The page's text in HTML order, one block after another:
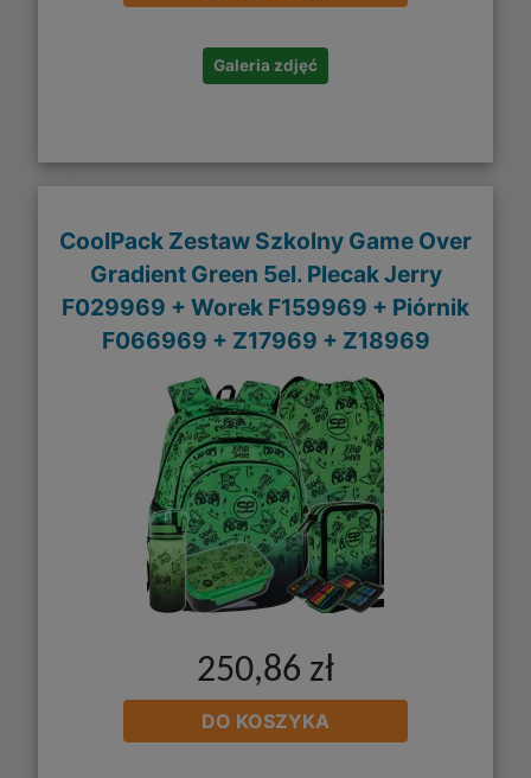
Galeria zdjęć
CoolPack Zestaw Szkolny Game Over
Gradient Green 5el. Plecak Jerry
F029969 + Worek F159969 + Piórnik
F066969 + Z17969 + Z18969
250,86 zł
DO KOSZYKA